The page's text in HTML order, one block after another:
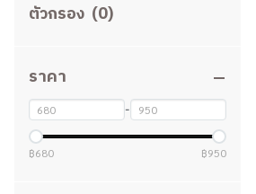
ตัวกรอง (0)
ราคา
-
฿680 ฿950